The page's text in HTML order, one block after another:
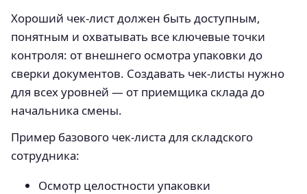
Хороший чек-лист должен быть доступным,
понятным и охватывать все ключевые точки
контроля: от внешнего осмотра упаковки до
сверки документов. Создавать чек-листы нужно
для всех уровней — от приемщика склада до
начальника смены.
Пример базового чек-листа для складского
сотрудника:
Осмотр целостности упаковки